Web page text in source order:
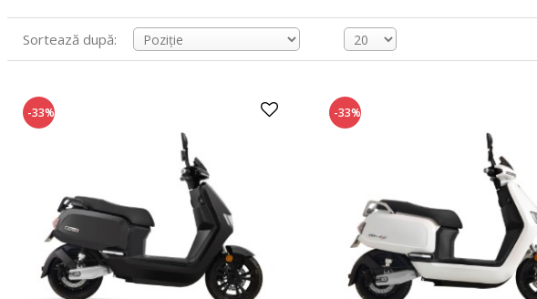
Sortează după:
-33% -33%